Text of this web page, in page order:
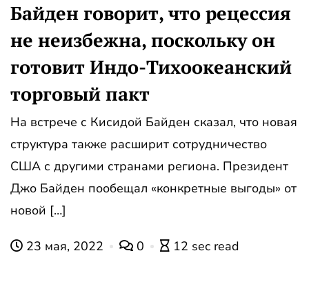
Байден говорит, что рецессия
не неизбежна, поскольку он
готовит Индо-Тихоокеанский
торговый пакт
На встрече с Кисидой Байден сказал, что новая
структура также расширит сотрудничество
США с другими странами региона. Президент
Джо Байден пообещал «конкретные выгоды» от
новой […]
23 мая, 2022 0 12 sec read